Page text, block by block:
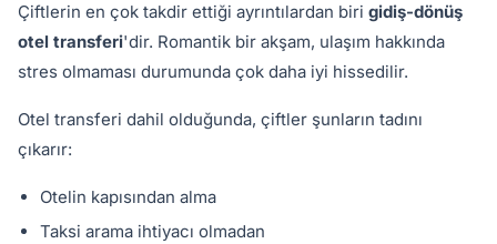
Çiftlerin en çok takdir ettiği ayrıntılardan biri gidiş-dönüş
otel transferi'dir. Romantik bir akşam, ulaşım hakkında
stres olmaması durumunda çok daha iyi hissedilir.
Otel transferi dahil olduğunda, çiftler şunların tadını
çıkarır:
Otelin kapısından alma
Taksi arama ihtiyacı olmadan